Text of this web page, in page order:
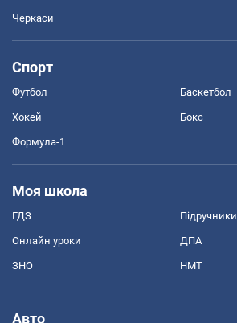
Черкаси
Спорт
Футбол Баскетбол
Хокей Бокс
Формула-1
Моя школа
ГДЗ Підручники
Онлайн уроки ДПА
ЗНО НМТ
Авто